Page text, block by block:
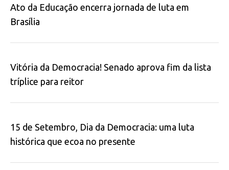
Ato da Educação encerra jornada de luta em
Brasília
Vitória da Democracia! Senado aprova fim da lista
tríplice para reitor
15 de Setembro, Dia da Democracia: uma luta
histórica que ecoa no presente